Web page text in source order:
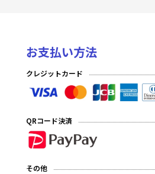
お支払い方法
クレジットカード
QRコード決済
その他